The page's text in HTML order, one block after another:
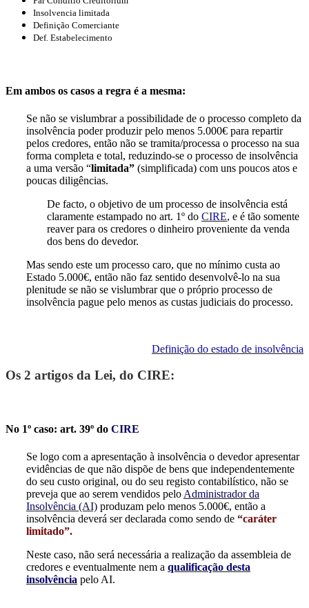
Insolvencia limitada
Definição Comerciante
Def. Estabelecimento
Em ambos os casos a regra é a mesma:
Se não se vislumbrar a possibilidade de o processo completo da
insolvência poder produzir pelo menos 5.000€ para repartir
pelos credores, então não se tramita/processa o processo na sua
forma completa e total, reduzindo-se o processo de insolvência
a uma versão “limitada” (simplificada) com uns poucos atos e
poucas diligências.
De facto, o objetivo de um processo de insolvência está
claramente estampado no art. 1º do CIRE, e é tão somente
reaver para os credores o dinheiro proveniente da venda
dos bens do devedor.
Mas sendo este um processo caro, que no mínimo custa ao
Estado 5.000€, então não faz sentido desenvolvê-lo na sua
plenitude se não se vislumbrar que o próprio processo de
insolvência pague pelo menos as custas judiciais do processo.
Definição do estado de insolvência
Os 2 artigos da Lei, do CIRE:
No 1º caso: art. 39º do CIRE
Se logo com a apresentação à insolvência o devedor apresentar
evidências de que não dispõe de bens que independentemente
do seu custo original, ou do seu registo contabilístico, não se
preveja que ao serem vendidos pelo Administrador da
Insolvência (AI) produzam pelo menos 5.000€, então a
insolvência deverá ser declarada como sendo de “caráter
limitado”.
Neste caso, não será necessária a realização da assembleia de
credores e eventualmente nem a qualificação desta
insolvência pelo AI.